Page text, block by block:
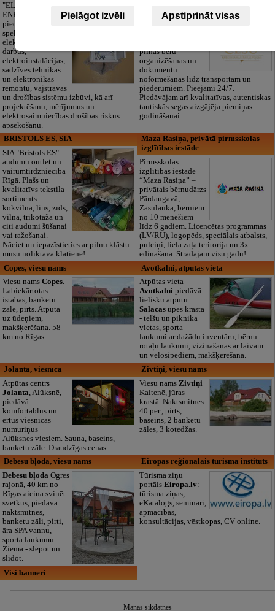
"ELECTRIC
ENERGY Kandava"
piedāvā pilna
spektra
elektromontāžas
darbus,
elektroinstalācijas,
sadzīves tehnikas
un elektronikas
remontu, vājstrāvas
un drošības sistēmu izbūvi, kā arī
projektēšanu, mērījumus un
elektrosaimniecības drošības riskus
apsekošanu.
Cieņpilnas atvadas
bez liekām raizēm.
pilnas bēru
organizēšanas un
dokumentu
noformēšanas līdz transportam un
piederumiem. Pieejami 24/7.
Piedāvājam arī kvalitatīvas, autentiskas
tautiskās segas aizgājēja piemiņas
godināšanai.
BRISTOLS ES, SIA
SIA "Bristols ES"
audumu outlet un
vairumtirdzniecība
Rīgā. Plašs un
kvalitatīvs tekstila
sortiments:
kokvilna, lins, zīds,
vilna, trikotāža un
citi audumi šūšanai
vai ražošanai.
Nāciet un iepazīstieties ar pilnu klāstu
mūsu noliktavā klātienē!
Maza Rasiņa, privātā pirmsskolas
izglītības iestāde
Pirmsskolas
izglītības iestāde
“Maza Rasiņa” –
privātais bērnudārzs
Pārdaugavā,
Zasulaukā, bērniem
no 10 mēnešiem
līdz 6 gadiem. Licencētas programmas
(LV/RU), logopēds, speciālais atbalsts,
pulciņi, liela zaļa teritorija un 3x
ēdināšana. Strādājam visu gadu!
Copes, viesu nams
Viesu nams Copes.
Labiekārtotas
istabas, banketu
zāle, pirts. Atpūta
uz ūdeņiem,
makšķerēšana. 58
km no Rīgas.
Avotkalni, atpūtas vieta
Atpūtas vieta
Avotkalni piedāvā
lielisku atpūtu
Salacas upes krastā
- telšu un piknika
vietas, sporta
laukumi ar dažādu inventāru, bērnu
rotaļu laukumi, vizināšanās ar laivām
un velosipēdiem, makšķerēšana.
Jolanta, viesnīca
Atpūtas centrs
Jolanta , Alūksnē,
piedāvā
komfortablus un
ērtus viesnīcas
numuriņus
Alūksnes viesiem. Sauna, baseins,
banketu zāle. Draudzīgas cenas.
Zivtiņi, viesu nams
Viesu nams Zivtiņi
Kaltenē, jūras
krastā. Naktsmitnes
40 per., pirts,
baseins, 2 banketu
zāles, 3 kotedžas.
Debesu bļoda, viesu nams
Debesu bļoda Ogres
rajonā, 40 km no
Rīgas aicina svinēt
svētkus, piedāvā
naktsmītnes,
banketu zāli, pirti,
āra SPA vannu,
sporta laukumu.
Ziemā - slēpot un
slidot.
Eiropas reģionālais tūrisma institūts
Tūrisma ziņu
portālsEiropa.lv:
tūrisma ziņas,
eKatalogs, semināri,
apmācības,
konsultācijas, vēstkopas, CV online.
Visi banneri
Pielāgot izvēli Apstiprināt visas
Manas sīkdatnes